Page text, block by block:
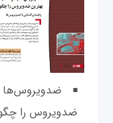
ضدویروس‌ها
ضدویروس را